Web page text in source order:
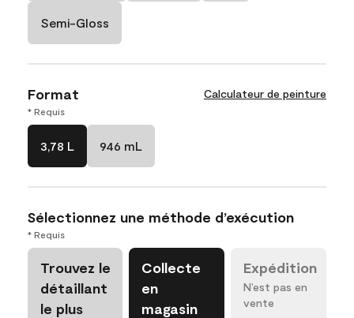
Semi-Gloss
Format Calculateur de peinture
* Requis
3,78 L 946 mL
Sélectionnez une méthode d’exécution
* Requis
Trouvez le
détaillant
le plus
Collecte
en
magasin
Expédition
N’est pas en
vente